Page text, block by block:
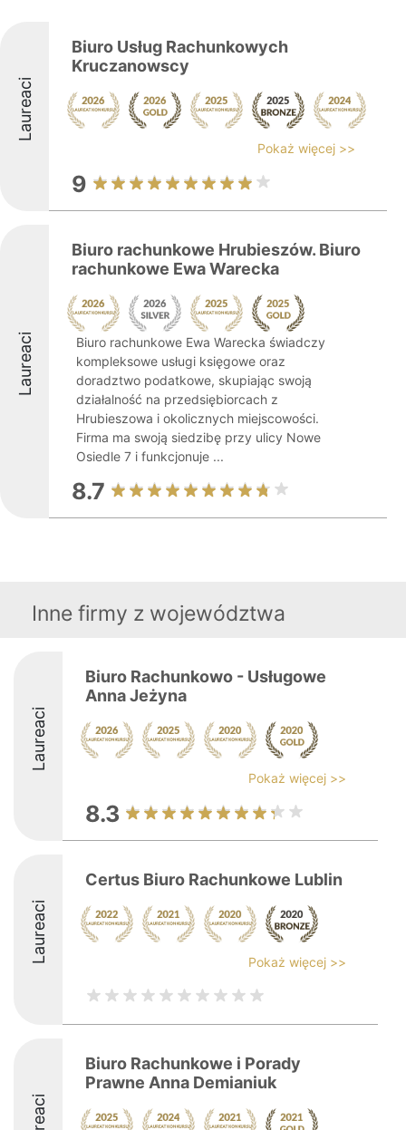
Laureaci
Biuro Usług Rachunkowych
Kruczanowscy
Pokaż więcej >>
9
Laureaci
Biuro rachunkowe Hrubieszów. Biuro
rachunkowe Ewa Warecka
Biuro rachunkowe Ewa Warecka świadczy
kompleksowe usługi księgowe oraz
doradztwo podatkowe, skupiając swoją
działalność na przedsiębiorcach z
Hrubieszowa i okolicznych miejscowości.
Firma ma swoją siedzibę przy ulicy Nowe
Osiedle 7 i funkcjonuje ...
8.7
Inne firmy z województwa
Laureaci
Biuro Rachunkowo - Usługowe
Anna Jeżyna
Pokaż więcej >>
8.3
Laureaci
Certus Biuro Rachunkowe Lublin
Pokaż więcej >>
Biuro Rachunkowe i Porady
Prawne Anna Demianiuk